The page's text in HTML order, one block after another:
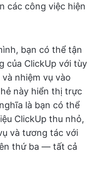
các công việc hiện
bạn có thể tận
của ClickUp với tùy
nhiệm vụ vào
này hiển thị trực
là bạn có thể
ClickUp thu nhỏ,
và tương tác với
thứ ba — tất cả